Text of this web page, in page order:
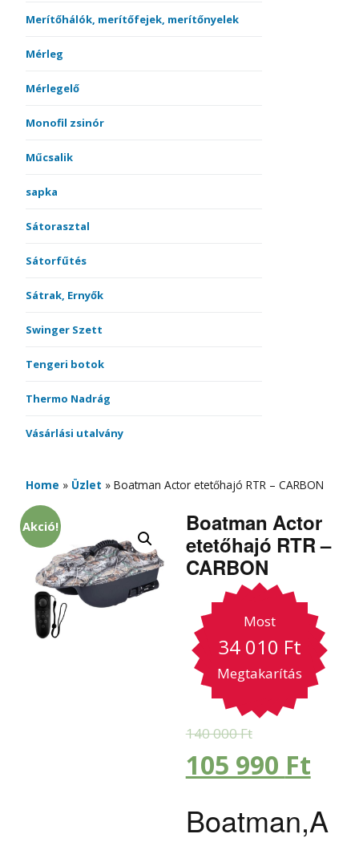
Merítőhálók, merítőfejek, merítőnyelek
Mérleg
Mérlegelő
Monofil zsinór
Műcsalik
sapka
Sátorasztal
Sátorfűtés
Sátrak, Ernyők
Swinger Szett
Tengeri botok
Thermo Nadrág
Vásárlási utalvány
Home » Üzlet » Boatman Actor etetőhajó RTR – CARBON
Akció!
Boatman Actor
etetőhajó RTR –
CARBON
Most
34 010 Ft
Megtakarítás
140 000Ft
105 990 Ft
Boatman,A